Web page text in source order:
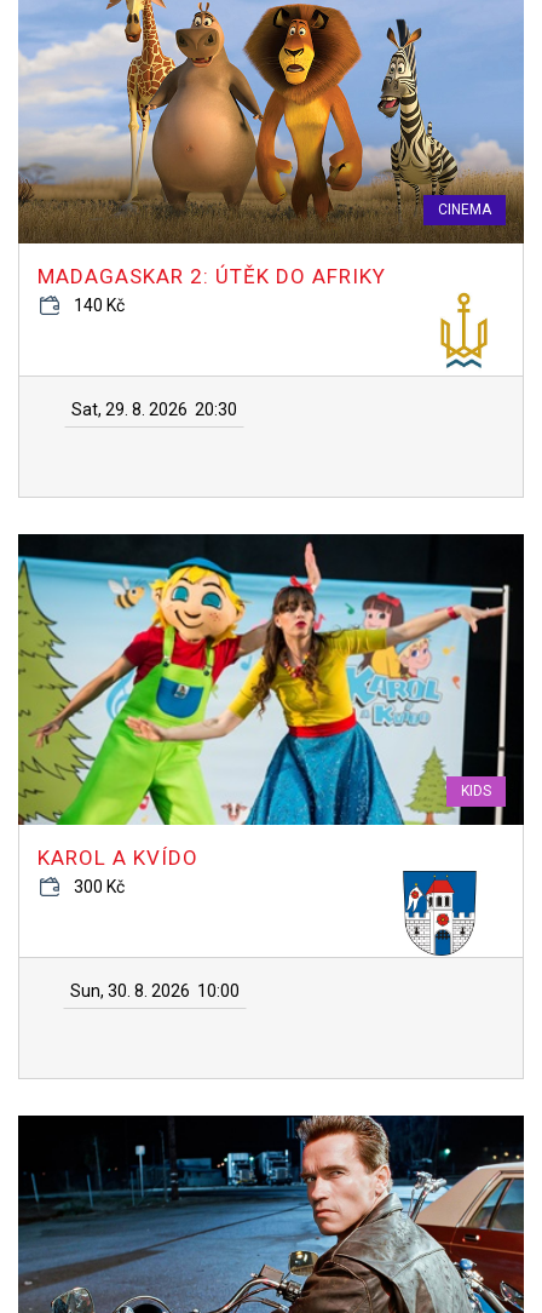
CINEMA
MADAGASKAR 2: ÚTĚK DO AFRIKY
140 Kč
Sat, 29. 8. 2026 20:30
KIDS
KAROL A KVÍDO
300 Kč
Sun, 30. 8. 2026 10:00